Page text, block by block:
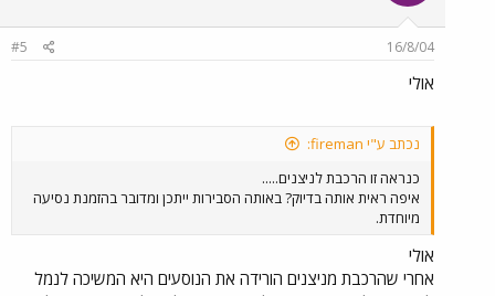
16/8/04
#5
אולי
נכתב ע"י fireman:
כנראה זו הרכבת לניצנים.....
איפה ראית אותה בדיוק? באותה הסבירות ייתכן ומדובר בהזמנת נסיעה
מיוחדת.
אולי
אחרי שהרכבת מניצנים הורידה את הנוסעים היא המשיכה לנמל